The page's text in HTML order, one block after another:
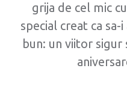
grija de cel mic
special creat ca
bun: un viitor sigur